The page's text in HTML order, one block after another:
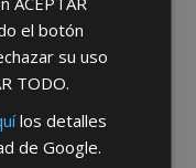
y empresas minoristas y
el botón
su uso
TODO.
los detalles
de Google.